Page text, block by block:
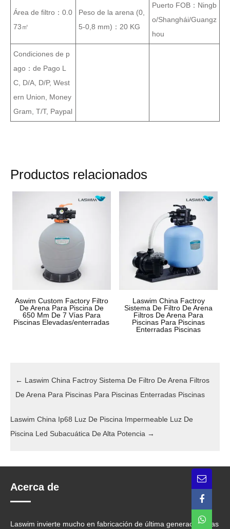
Área de filtro：0.0
73㎡
Peso de la arena (0,
5-0,8 mm)：20 KG
Puerto FOB：Ningb
o/Shanghái/Guangz
hou
Condiciones de p
ago：de Pago L
C, D/A, D/P, West
ern Union, Money
Gram, T/T, Paypal
Productos relacionados
Aswim Custom Factory Filtro
De Arena Para Piscina De
650 Mm De 7 Vías Para
Piscinas Elevadas/enterradas
Laswim China Factroy
Sistema De Filtro De Arena
Filtros De Arena Para
Piscinas Para Piscinas
Enterradas Piscinas
← Laswim China Factroy Sistema De Filtro De Arena Filtros
De Arena Para Piscinas Para Piscinas Enterradas Piscinas
Laswim China Ip68 Luz De Piscina Impermeable Luz De
Piscina Led Subacuática De Alta Potencia →
Acerca de
Laswim invierte mucho en fabricación de última generación. Las